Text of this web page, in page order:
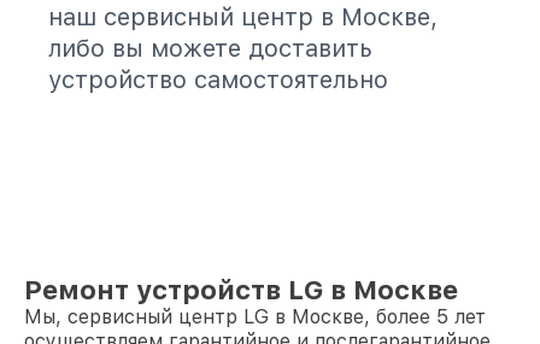
наш сервисный центр в Москве,
либо вы можете доставить
устройство самостоятельно
Ремонт устройств LG в Москве
Мы, сервисный центр LG в Москве, более 5 лет